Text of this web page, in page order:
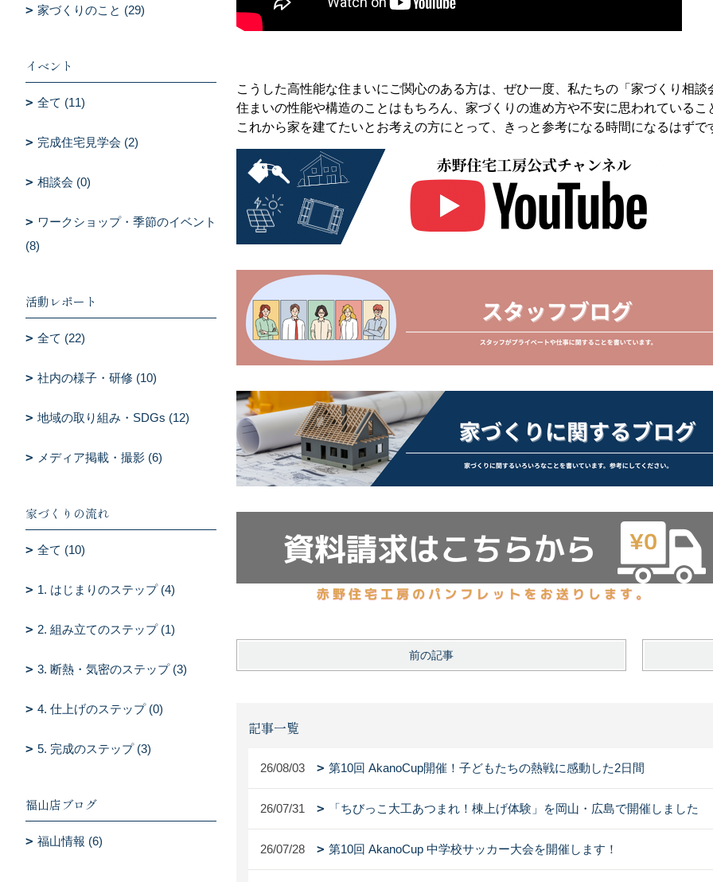
こうした高性能な住まいにご関心のある方は、ぜひ一度、私たちの「家づくり相
住まいの性能や構造のことはもちろん、家づくりの進め方や不安に思われている
これから家を建てたいとお考えの方にとって、きっと参考になる時間になるはずで
前の記事
記事一覧
26/08/03 第10回 AkanoCup開催！子どもたちの熱戦に感動した2日間
26/07/31 「ちびっこ大工あつまれ！棟上げ体験」を岡山・広島で開催しました
26/07/28 第10回 AkanoCup 中学校サッカー大会を開催します！
家づくりのこと (29)
イベント
全て (11)
完成住宅見学会 (2)
相談会 (0)
ワークショップ・季節のイベント
(8)
活動レポート
全て (22)
社内の様子・研修 (10)
地域の取り組み・SDGs (12)
メディア掲載・撮影 (6)
家づくりの流れ
全て (10)
1. はじまりのステップ (4)
2. 組み立てのステップ (1)
3. 断熱・気密のステップ (3)
4. 仕上げのステップ (0)
5. 完成のステップ (3)
福山店ブログ
福山情報 (6)